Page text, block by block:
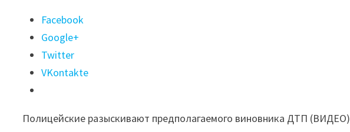
Поделиться
"Водитель
иномарки
протаранил
здание
магазина
Facebook
Google+
Twitter
VKontakte
Полицейские разыскивают предполагаемого виновника ДТП (ВИДЕО)